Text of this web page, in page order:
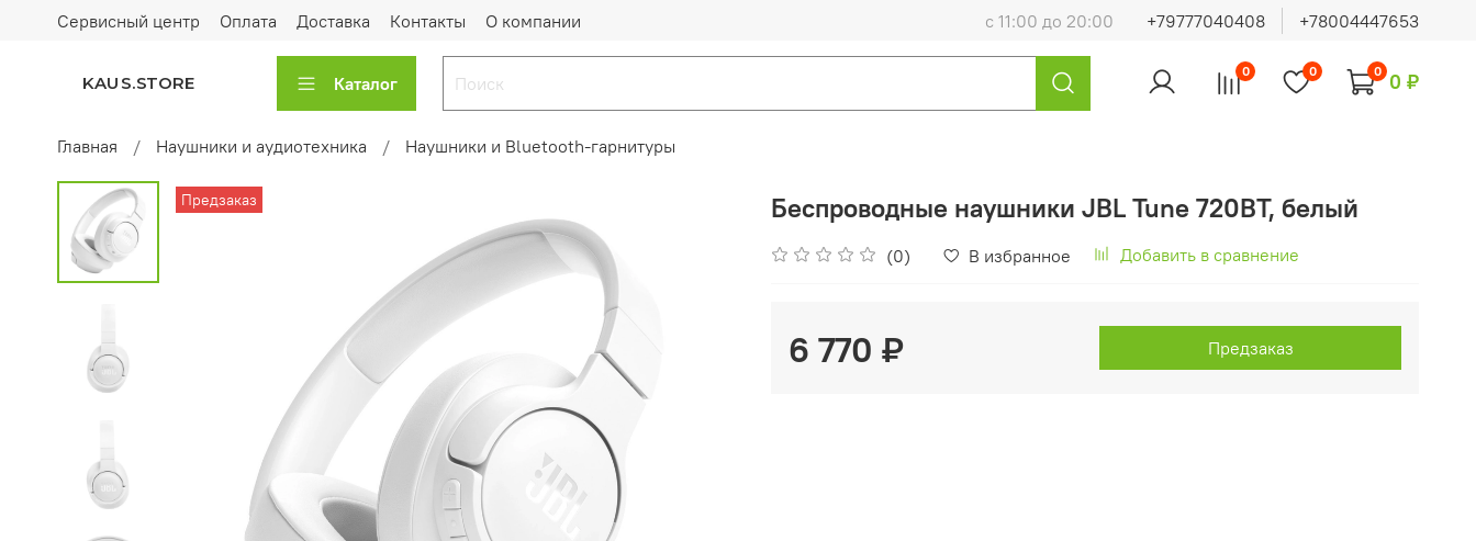
Сервисный центр Оплата Доставка Контакты О компании с 11:00 до 20:00 +79777040408 +78004447653
KAUS.STORE Каталог
0 0 0 0 ₽
Главная Наушники и аудиотехника Наушники и Bluetooth-гарнитуры
Предзаказ Беспроводные наушники JBL Tune 720BT, белый
(0) В избранное Добавить в сравнение
6 770 ₽ Предзаказ